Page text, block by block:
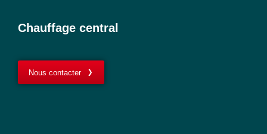
Chauffage central
Nous contacter